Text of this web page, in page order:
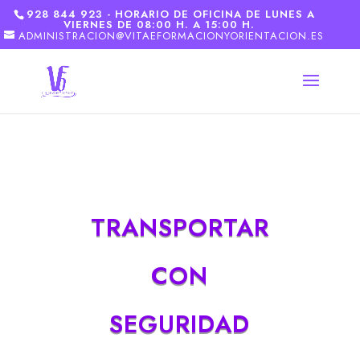
928 844 923 - HORARIO DE OFICINA DE LUNES A
VIERNES DE 08:00 H. A 15:00 H.
ADMINISTRACION@VITAEFORMACIONYORIENTACION.ES
TRANSPORTAR
CON
SEGURIDAD